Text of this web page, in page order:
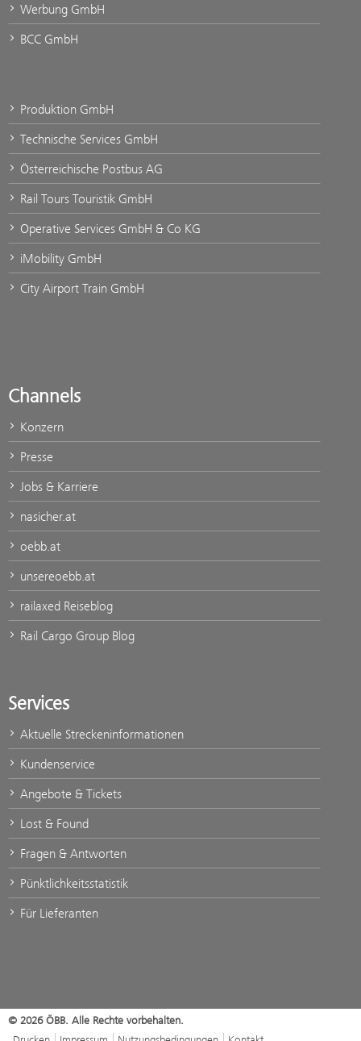
Werbung GmbH
BCC GmbH
Produktion GmbH
Technische Services GmbH
Österreichische Postbus AG
Rail Tours Touristik GmbH
Operative Services GmbH & Co KG
iMobility GmbH
City Airport Train GmbH
Channels
Konzern
Presse
Jobs & Karriere
nasicher.at
oebb.at
unsereoebb.at
railaxed Reiseblog
Rail Cargo Group Blog
Services
Aktuelle Streckeninformationen
Kundenservice
Angebote & Tickets
Lost & Found
Fragen & Antworten
Pünktlichkeitsstatistik
Für Lieferanten
© 2026 ÖBB. Alle Rechte vorbehalten.